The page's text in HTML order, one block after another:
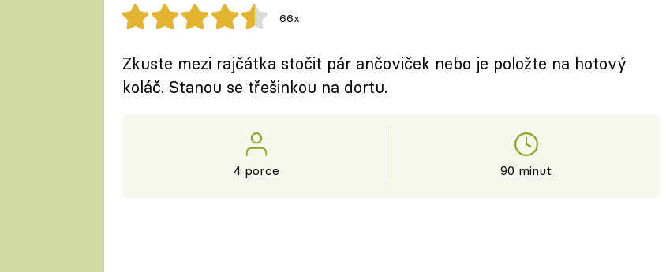
66x
Zkuste mezi rajčátka stočit pár ančoviček nebo je položte na hotový
koláč. Stanou se třešinkou na dortu.
4 porce 90 minut